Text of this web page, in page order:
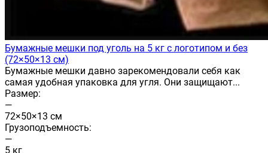
Бумажные мешки под уголь на 5 кг с логотипом и без
(72×50×13 см)
Бумажные мешки давно зарекомендовали себя как
самая удобная упаковка для угля. Они защищают...
Размер:
—
72×50×13 см
Грузоподъемность:
—
5 кг